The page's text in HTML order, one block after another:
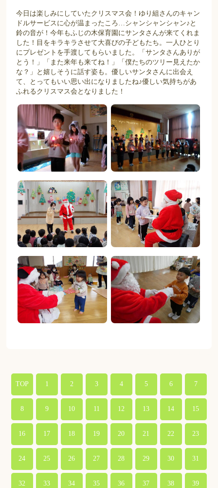
今日は楽しみにしていたクリスマス会！ゆり組さんのキャン
ドルサービスに心が温まったころ…シャンシャンシャン♪と
鈴の音が！今年もふじの木保育園にサンタさんが来てくれま
した！目をキラキラさせて大喜びの子どもたち。一人ひとり
にプレゼントを手渡してもらいました。「サンタさんありが
とう！」「また来年も来てね！」「僕たちのツリー見えたか
な？」と嬉しそうに話す姿も。優しいサンタさんに出会え
て、とってもいい思い出になりましたね♪優しい気持ちがあ
ふれるクリスマス会となりました！
TOP 1 2 3 4 5 6 7
8 9 10 11 12 13 14 15
16 17 18 19 20 21 22 23
24 25 26 27 28 29 30 31
32 33 34 35 36 37 38 39